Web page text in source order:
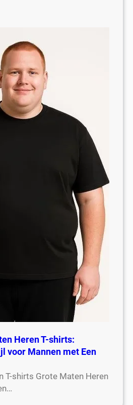
Heren T-shirts:
voor Mannen met Een
T-shirts Grote Maten Heren